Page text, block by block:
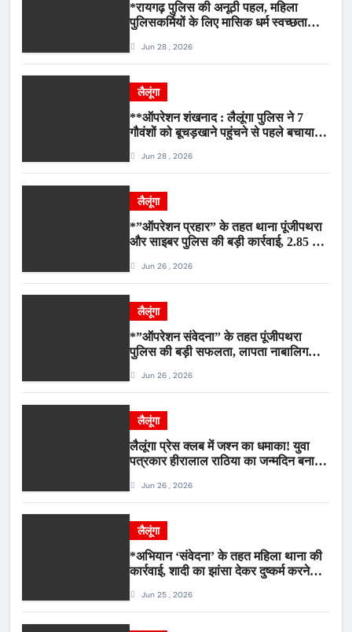
*रायगढ़ पुलिस की अनूठी पहल, महिला
पुलिसकर्मियों के लिए मासिक धर्म स्वच्छता
Jun 28 , 2026
लैलूंगा
**ऑपरेशन शंखनाद : लैलूंगा पुलिस ने 7
गौवंशों को बूचड़खाने पहुंचने से पहले बचाया,
Jun 28 , 2026
लैलूंगा
*”ऑपरेशन प्रहार” के तहत थाना पूंजीपथरा
और साइबर पुलिस की बड़ी कार्रवाई, 2.85 टन
Jun 26 , 2026
लैलूंगा
*”ऑपरेशन संवेदना” के तहत पूंजीपथरा
पुलिस की बड़ी सफलता, लापता नाबालिग
आरोपी गिरफ्तार*
Jun 26 , 2026
लैलूंगा
लैलूंगा प्रेस क्लब में जश्न का धमाका! युवा
पत्रकार हीरालाल राठिया का जन्मदिन बना
स्वरJun 26 , 2026
लैलूंगा
*अभियान ‘संवेदना’ के तहत महिला थाना की
कार्रवाई, शादी का झांसा देकर दुष्कर्म करने
Jun 25 , 2026